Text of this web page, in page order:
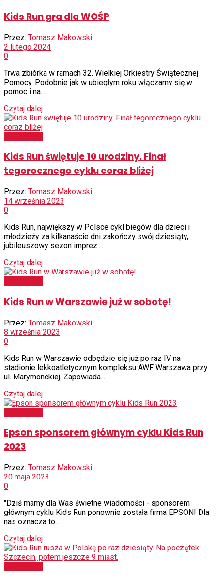
Kids Run gra dla WOŚP
Przez: Tomasz Makowski
2 lutego 2024
0
Trwa zbiórka w ramach 32. Wielkiej Orkiestry Świątecznej
Pomocy. Podobnie jak w ubiegłym roku włączamy się w
pomoc i na...
Czytaj dalej
Kids Run świętuje 10 urodziny. Finał
tegorocznego cyklu coraz bliżej
Przez: Tomasz Makowski
14 września 2023
0
Kids Run, największy w Polsce cykl biegów dla dzieci i
młodzieży za kilkanaście dni zakończy swój dziesiąty,
jubileuszowy sezon imprez....
Czytaj dalej
Kids Run w Warszawie już w sobotę!
Przez: Tomasz Makowski
8 września 2023
0
Kids Run w Warszawie odbędzie się już po raz IV na
stadionie lekkoatletycznym kompleksu AWF Warszawa przy
ul. Marymonckiej. Zapowiada...
Czytaj dalej
Epson sponsorem głównym cyklu Kids Run
2023
Przez: Tomasz Makowski
20 maja 2023
0
"Dziś mamy dla Was świetne wiadomości - sponsorem
głównym cyklu Kids Run ponownie została firma EPSON! Dla
nas oznacza to...
Czytaj dalej